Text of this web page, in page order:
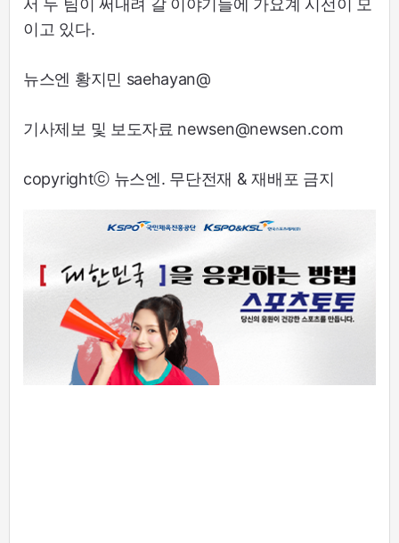
서 두 팀이 써내려 갈 이야기들에 가요계 시선이 모
이고 있다.
뉴스엔 황지민 saehayan@
기사제보 및 보도자료 newsen@newsen.com
copyrightⓒ 뉴스엔. 무단전재 & 재배포 금지